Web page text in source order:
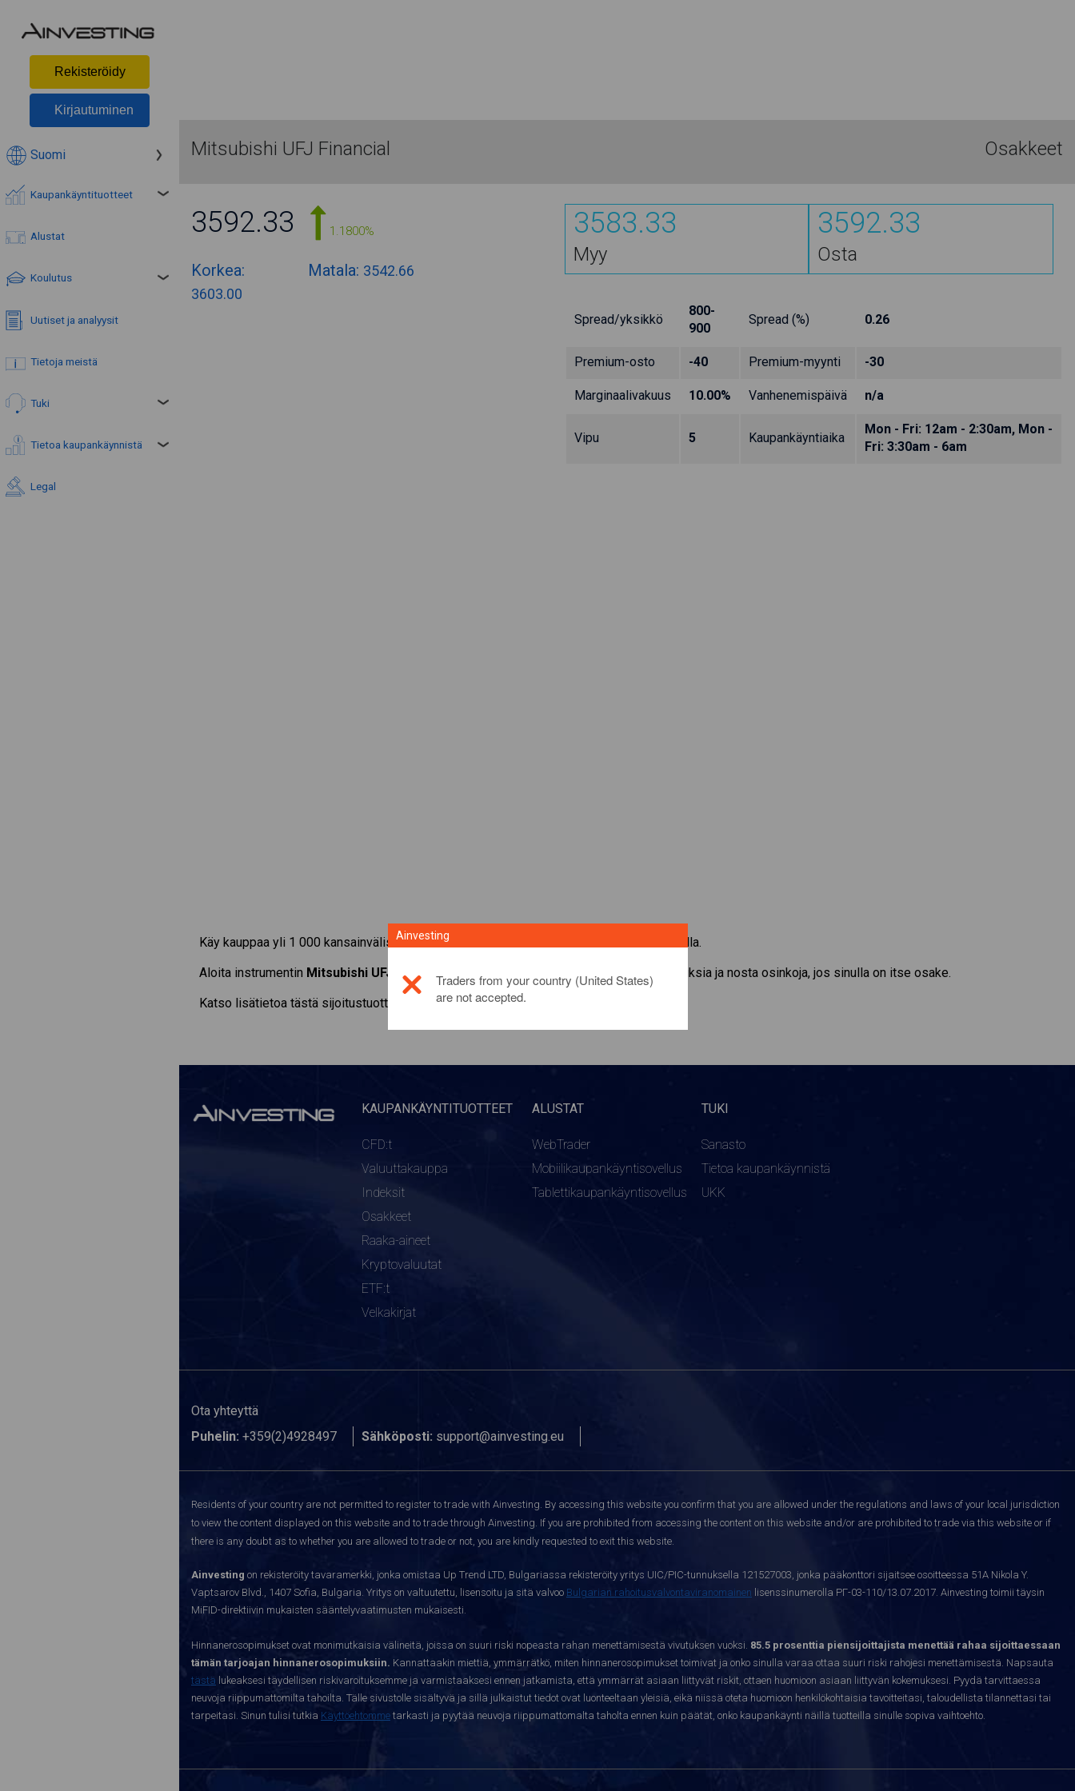
Rekisteröidy
Kirjautuminen
Suomi
Kaupankäyntituotteet
Alustat
Koulutus
Uutiset ja analyysit
Tietoja meistä
Tuki
Tietoa kaupankäynnistä
Legal
Mitsubishi UFJ Financial Osakkeet
3592.33 1.1800%
Korkea:
3603.00
Matala: 3542.66
3583.33
Myy
3592.33
Osta
Spread/yksikkö
800-
900
Spread (%) 0.26
Premium-osto -40 Premium-myynti -30
Marginaalivakuus 10.00% Vanhenemispäivä n/a
Vipu 5 Kaupankäyntiaika
Mon - Fri: 12am - 2:30am, Mon -
Fri: 3:30am - 6am
Käy kauppaa yli 1 000 kansainvälisellä osakkeella Ainvestingin CFD-kaupankäyntialustalla.
Aloita instrumentin Mitsubishi UFJ Financial
CFD-kaupankäynti. Saa reaaliaikaisia tarjouksia ja nosta osinkoja, jos sinulla on itse osake.
Katso lisätietoa tästä sijoitustuotteesta
napsauttamalla tästä
KAUPANKÄYNTITUOTTEET
CFD:t
Valuuttakauppa
Indeksit
Osakkeet
Raaka-aineet
Kryptovaluutat
ETF:t
Velkakirjat
ALUSTAT
WebTrader
Mobiilikaupankäyntisovellus
Tablettikaupankäyntisovellus
TUKI
Sanasto
Tietoa kaupankäynnistä
UKK
Ota yhteyttä
Puhelin: +359(2)4928497 Sähköposti: support@ainvesting.eu
Residents of your country are not permitted to register to trade with Ainvesting. By accessing this website you confirm that you are allowed under the regulations and laws of your local jurisdiction
to view the content displayed on this website and to trade through Ainvesting. If you are prohibited from accessing the content on this website and/or are prohibited to trade via this website or if
there is any doubt as to whether you are allowed to trade or not, you are kindly requested to exit this website.
Ainvesting on rekisteröity tavaramerkki, jonka omistaa Up Trend LTD, Bulgariassa rekisteröity yritys UIC/PIC-tunnuksella 121527003, jonka pääkonttori sijaitsee osoitteessa 51A Nikola Y.
Vaptsarov Blvd., 1407 Sofia, Bulgaria. Yritys on valtuutettu, lisensoitu ja sitä valvoo Bulgarian rahoitusvalvontaviranomainen lisenssinumerolla РГ-03-110/13.07.2017. Ainvesting toimii täysin
MiFID-direktiivin mukaisten sääntelyvaatimusten mukaisesti.
Hinnanerosopimukset ovat monimutkaisia välineitä, joissa on suuri riski nopeasta rahan menettämisestä vivutuksen vuoksi. 85.5 prosenttia piensijoittajista menettää rahaa sijoittaessaan
tämän tarjoajan hinnanerosopimuksiin. Kannattaakin miettiä, ymmärrätkö, miten hinnanerosopimukset toimivat ja onko sinulla varaa ottaa suuri riski rahojesi menettämisestä. Napsauta
tästä lukeaksesi täydellisen riskivaroituksemme ja varmistaaksesi ennen jatkamista, että ymmärrät asiaan liittyvät riskit, ottaen huomioon asiaan liittyvän kokemuksesi. Pyydä tarvittaessa
neuvoja riippumattomilta tahoilta. Tälle sivustolle sisältyvä ja sillä julkaistut tiedot ovat luonteeltaan yleisiä, eikä niissä oteta huomioon henkilökohtaisia tavoitteitasi, taloudellista tilannettasi tai
tarpeitasi. Sinun tulisi tutkia Käyttöehtomme tarkasti ja pyytää neuvoja riippumattomalta taholta ennen kuin päätät, onko kaupankäynti näillä tuotteilla sinulle sopiva vaihtoehto.
Ainvesting
Traders from your country (United States)
are not accepted.